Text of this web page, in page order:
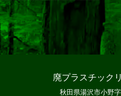
廃プラスチック
秋田県湯沢市小野